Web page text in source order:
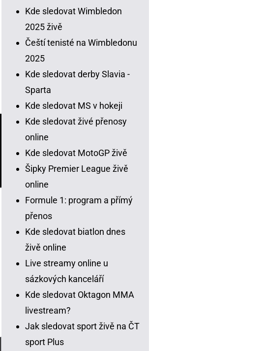
Kde sledovat Wimbledon
2025 živě
Čeští tenisté na Wimbledonu
2025
Kde sledovat derby Slavia -
Sparta
Kde sledovat MS v hokeji
Kde sledovat živé přenosy
online
Kde sledovat MotoGP živě
Šipky Premier League živě
online
Formule 1: program a přímý
přenos
Kde sledovat biatlon dnes
živě online
Live streamy online u
sázkových kanceláří
Kde sledovat Oktagon MMA
livestream?
Jak sledovat sport živě na ČT
sport Plus